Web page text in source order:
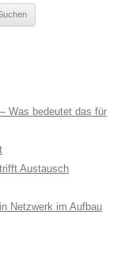
Was bedeutet das für
Austausch
Netzwerk im Aufbau